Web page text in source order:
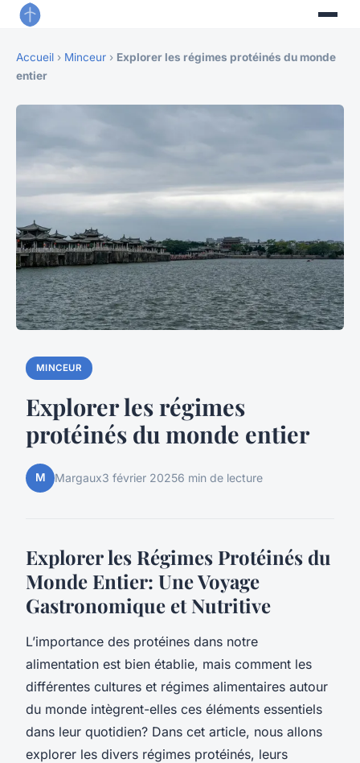
Accueil › Minceur › Explorer les régimes protéinés du monde
entier
MINCEUR
Explorer les régimes
protéinés du monde entier
M Margaux3 février 20256 min de lecture
Explorer les Régimes Protéinés du
Monde Entier: Une Voyage
Gastronomique et Nutritive
L’importance des protéines dans notre
alimentation est bien établie, mais comment les
différentes cultures et régimes alimentaires autour
du monde intègrent-elles ces éléments essentiels
dans leur quotidien? Dans cet article, nous allons
explorer les divers régimes protéinés, leurs